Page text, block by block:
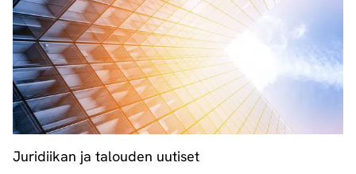
Juridiikan ja talouden uutiset